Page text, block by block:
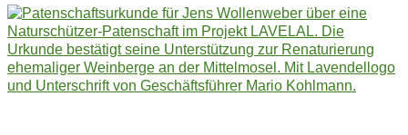
Die
Optionen
können
auf
der